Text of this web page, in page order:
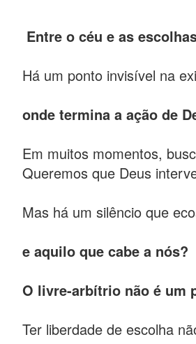
Entre o céu e as
Há um ponto invisível na
onde termina a ação de
Em muitos momentos,
Queremos que Deus
Mas há um silêncio que
e aquilo que cabe a nós?
O livre-arbítrio não é um
Ter liberdade de escolha